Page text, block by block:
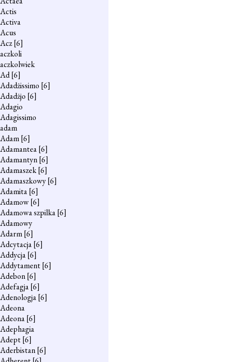
Actis
Activa
Acus
Acz[6]
aczkoli
aczkolwiek
Ad[6]
Adadżissimo [6]
Adadżjo [6]
Adagio
Adagissimo
adam
Adam[6]
Adamantea[6]
Adamantyn[6]
Adamaszek[6]
Adamaszkowy[6]
Adamita[6]
Adamow[6]
Adamowa szpilka[6]
Adamowy
Adarm[6]
Adcytacja[6]
Addycja[6]
Addytament[6]
Adebon[6]
Adefagja[6]
Adenologja[6]
Adeona
Adeona[6]
Adephagia
Adept[6]
Aderbistan[6]